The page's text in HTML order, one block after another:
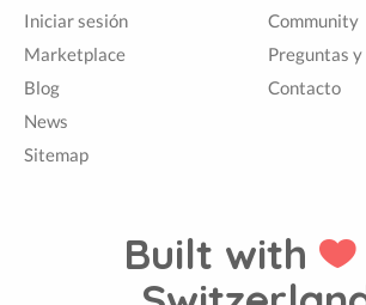
Iniciar sesión
Marketplace
Blog
News
Sitemap
Community
Preguntas
Contacto
Built with